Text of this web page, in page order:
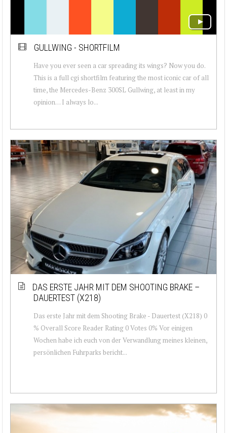
GULLWING - SHORTFILM
Have you ever seen a car spreading its wings? Now you do.
This is a full cgi shortfilm featuring the most iconic car of all
time, the Mercedes-Benz 300SL Gullwing, at least in my
opinion… I always lo...
DAS ERSTE JAHR MIT DEM SHOOTING BRAKE –
DAUERTEST (X218)
Das erste Jahr mit dem Shooting Brake - Dauertest (X218) 0
% Overall Score Reader Rating 0 Votes 0% Vor einigen
Wochen habe ich euch von der Verwandlung meines kleinen,
persönlichen Fuhrparks bericht...